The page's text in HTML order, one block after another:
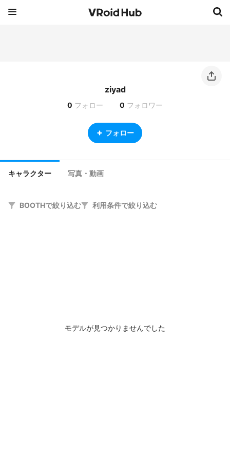
ziyad
0 フォロー 0 フォロワー
フォロー
キャラクター 写真・動画
BOOTHで絞り込む 利用条件で絞り込む
モデルが見つかりませんでした